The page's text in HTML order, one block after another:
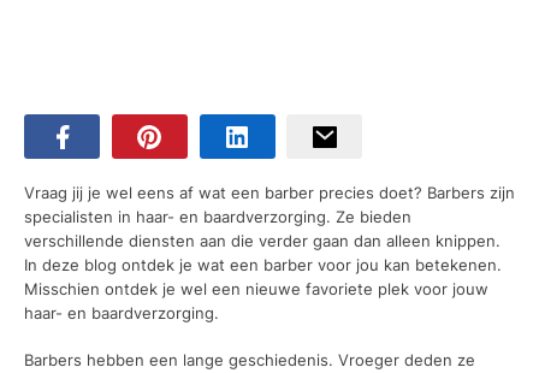
Vraag jij je wel eens af wat een barber precies doet? Barbers zijn
specialisten in haar- en baardverzorging. Ze bieden
verschillende diensten aan die verder gaan dan alleen knippen.
In deze blog ontdek je wat een barber voor jou kan betekenen.
Misschien ontdek je wel een nieuwe favoriete plek voor jouw
haar- en baardverzorging.
Barbers hebben een lange geschiedenis. Vroeger deden ze